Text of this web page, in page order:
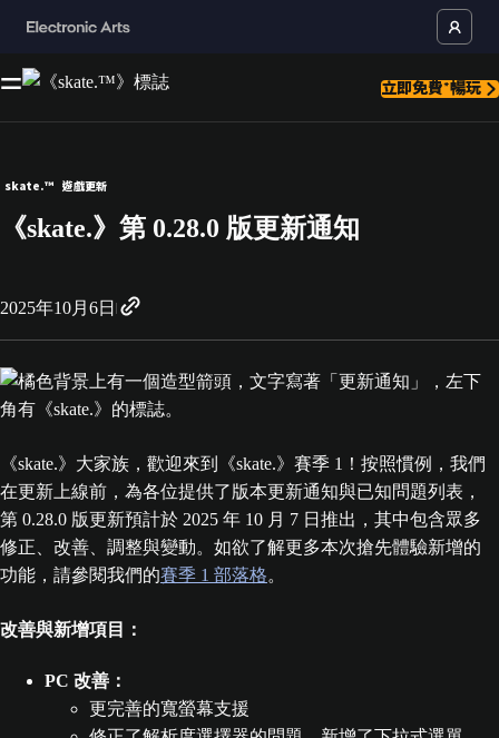
立即免費*暢玩
skate.™ 遊戲更新
《skate.》第 0.28.0 版更新通知
2025年10月6日
《skate.》大家族，歡迎來到《skate.》賽季 1！按照慣例，我們
在更新上線前，為各位提供了版本更新通知與已知問題列表，
第 0.28.0 版更新預計於 2025 年 10 月 7 日推出，其中包含眾多
修正、改善、調整與變動。如欲了解更多本次搶先體驗新增的
功能，請參閱我們的賽季 1 部落格。
改善與新增項目：
PC 改善：
更完善的寬螢幕支援